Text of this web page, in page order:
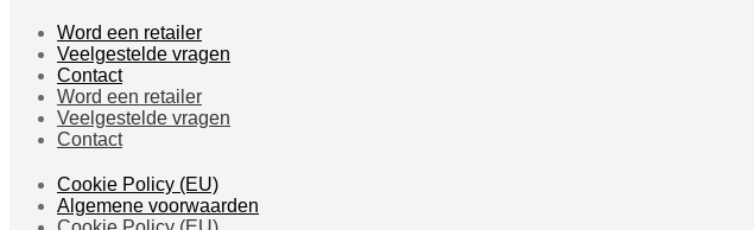
Word een retailer
Veelgestelde vragen
Contact
Word een retailer
Veelgestelde vragen
Contact
Cookie Policy (EU)
Algemene voorwaarden